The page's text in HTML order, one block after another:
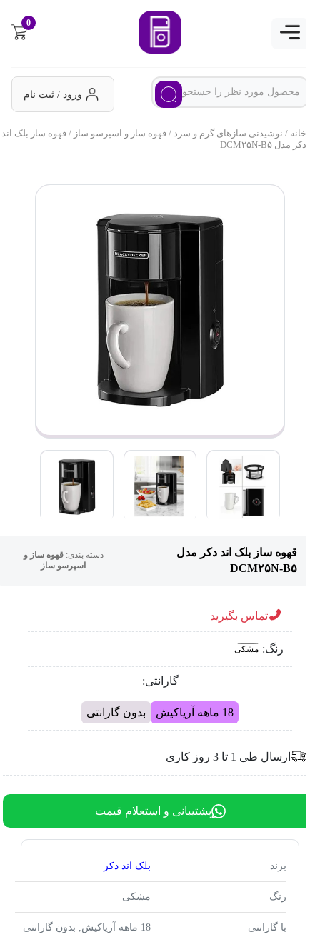
ورود / ثبت نام
خانه/نوشیدنی سازهای گرم و سرد/ قهوه ساز و اسپرسو ساز/ قهوه ساز بلک اند
دکر مدل DCM۲۵N-B۵
قهوه ساز بلک اند دکر مدل
DCM۲۵N-B۵
دسته بندی:قهوه ساز و
اسپرسو ساز
تماس بگیرید
رنگ: مشکی
گارانتی:
بدون گارانتی
ارسال طی 1 تا 3 روز کاری
پشتیبانی و استعلام قیمت
برند بلک اند دکر
رنگ مشکی
با گارانتی